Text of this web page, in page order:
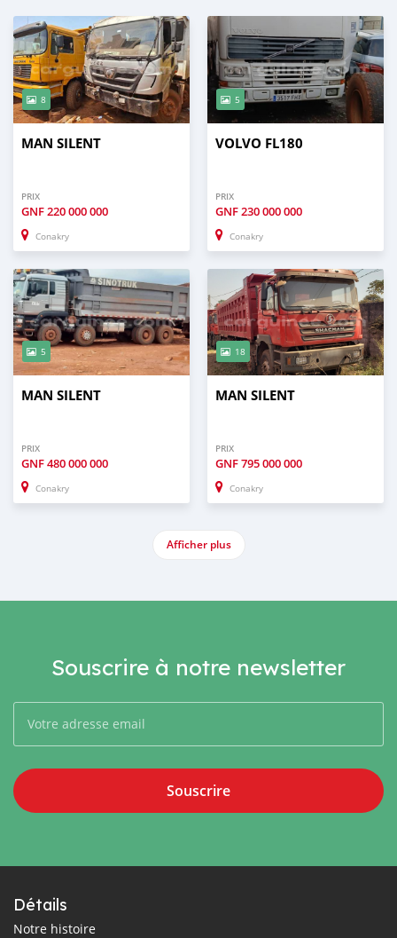
8
MAN SILENT
PRIX
GNF220 000 000
Conakry
5
VOLVO FL180
PRIX
GNF230 000 000
Conakry
5
MAN SILENT
PRIX
GNF480 000 000
Conakry
18
MAN SILENT
PRIX
GNF795 000 000
Conakry
Afficher plus
Souscrire à notre newsletter
Souscrire
Détails
Notre histoire